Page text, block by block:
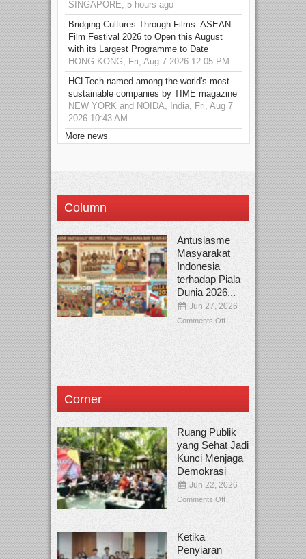
SINGAPORE, 5 hours ago
Bridging Cultures Through Films: ASEAN
Film Festival 2026 to Open this August
with its Largest Programme to Date
HONG KONG, Fri, Aug 7 2026 12:05 PM
HCLTech named among the world's most
sustainable companies by TIME magazine
NEW YORK and NOIDA, India, Fri, Aug 7
2026 10:43 AM
More news
Column
Antusiasme
Masyarakat
Indonesia
terhadap Piala
Dunia 2026...
Jun 27, 2026
Comments Off
Corner
Ruang Publik
yang Sehat Jadi
Kunci Menjaga
Demokrasi
Jun 22, 2026
Comments Off
Ketika
Penyiaran